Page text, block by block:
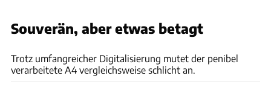
Souverän, aber etwas betagt
Trotz umfangreicher Digitalisierung mutet der penibel
verarbeitete A4 vergleichsweise schlicht an.